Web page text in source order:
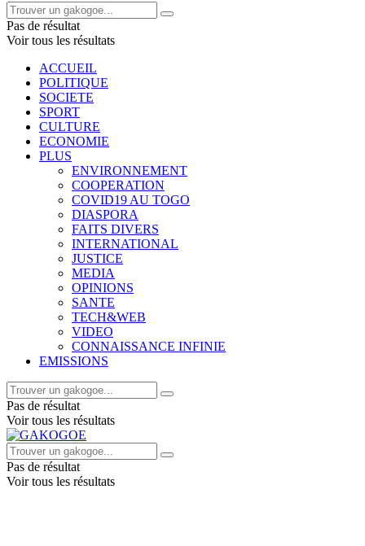
Pas de résultat
Voir tous les résultats
ACCUEIL
POLITIQUE
SOCIETE
SPORT
CULTURE
ECONOMIE
PLUS
ENVIRONNEMENT
COOPERATION
COVID19 AU TOGO
DIASPORA
FAITS DIVERS
INTERNATIONAL
JUSTICE
MEDIA
OPINIONS
SANTE
TECH&WEB
VIDEO
CONNAISSANCE INFINIE
EMISSIONS
Pas de résultat
Voir tous les résultats
Pas de résultat
Voir tous les résultats